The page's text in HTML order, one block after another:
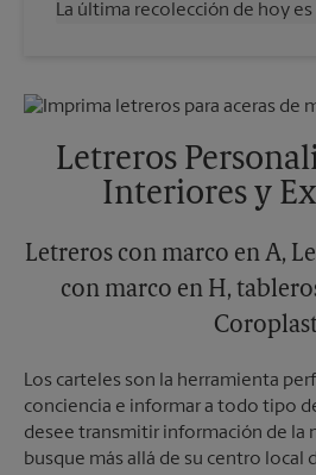
Viernes
6:00 PM
Lunes
Martes
6:00 PM
La última recolección de hoy es
Viernes
6:00 PM
Domingo
Sin Recolección
6:00 PM
Letreros
Interiores y
Letreros con marco en A,
con marco en H,
Los carteles son la herramienta
conciencia e informar a todo tipo
desee transmitir información de la
busque más allá de su centro local